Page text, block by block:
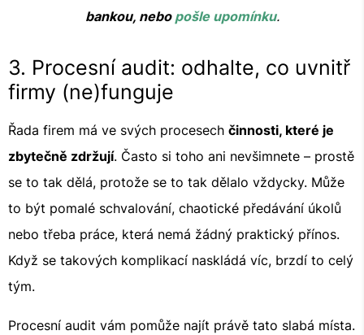
bankou, nebo pošle upomínku.
3. Procesní audit: odhalte, co uvnitř
firmy (ne)funguje
Řada firem má ve svých procesech činnosti, které je
zbytečně zdržují. Často si toho ani nevšimnete – prostě
se to tak dělá, protože se to tak dělalo vždycky. Může
to být pomalé schvalování, chaotické předávání úkolů
nebo třeba práce, která nemá žádný praktický přínos.
Když se takových komplikací naskládá víc, brzdí to celý
tým.
Procesní audit vám pomůže najít právě tato slabá místa.